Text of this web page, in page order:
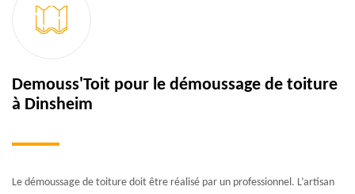
Demouss'Toit pour le démoussage de toiture
à Dinsheim
Le démoussage de toiture doit être réalisé par un professionnel. L’artisan